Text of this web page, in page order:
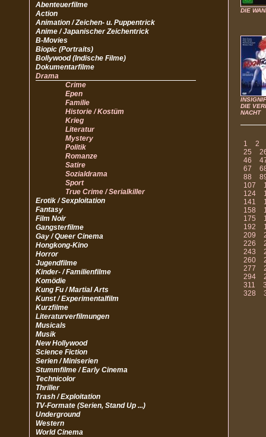
Abenteuerfilme
Action
Animation / Zeichen- u. Puppentrick
Anime / Japanischer Zeichentrick
B-Movies
Biopic (Portraits)
Bollywood (Indische Filme)
Dokumentarfilme
Drama
Crime
Epen
Familie
Historie / Kostüm
Krieg
Literatur
Mystery
Politik
Romanze
Satire
Sozialdrama
Sport
True Crime / Serialkiller
Erotik / Sexploitation
Fantasy
Film Noir
Gangsterfilme
Gay / Queer Cinema
Hongkong-Kino
Horror
Jugendfilme
Kinder- / Familienfilme
Komödie
Kung Fu / Martial Arts
Kunst / Experimentalfilm
Kurzfilme
Literaturverfilmungen
Musicals
Musik
New Hollywood
Science Fiction
Serien / Miniserien
Stummfilme / Early Cinema
Technicolor
Thriller
Trash / Exploitation
TV-Formate (Serien, Stand Up ...)
Underground
Western
World Cinema
DIE
DIE
NACHT
1
2
25
46
67
88
107
124
141
158
175
192
209
226
243
260
277
294
311
328